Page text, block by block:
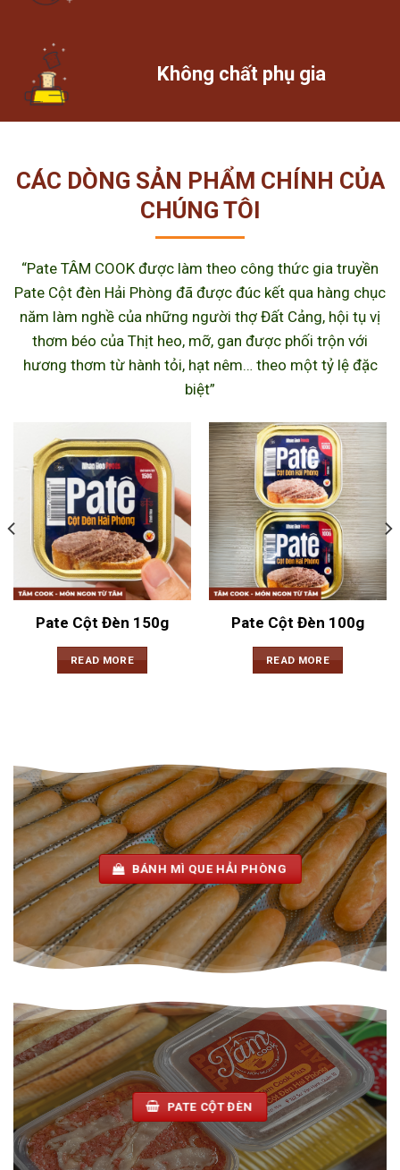
Không chất phụ gia
CÁC DÒNG SẢN PHẨM CHÍNH CỦA
CHÚNG TÔI
“Pate TÂM COOK được làm theo công thức gia truyền
Pate Cột đèn Hải Phòng đã được đúc kết qua hàng chục
năm làm nghề của những người thợ Đất Cảng, hội tụ vị
thơm béo của Thịt heo, mỡ, gan được phối trộn với
hương thơm từ hành tỏi, hạt nêm… theo một tỷ lệ đặc
biệt”
Pate Cột Đèn 150g
READ MORE
Pate Cột Đèn 100g
READ MORE
BÁNH MÌ QUE HẢI PHÒNG
PATE CỘT ĐÈN